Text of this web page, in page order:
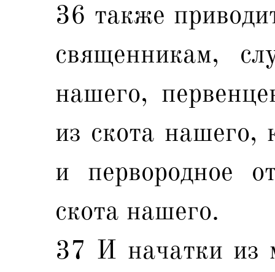
36 также
священникам,
нашего,
из скота нашего,
и первородное
скота нашего.
37 И начатки из